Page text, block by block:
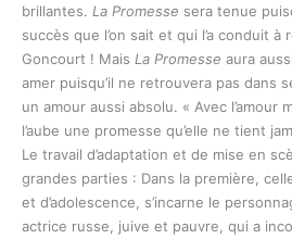
brillantes. La Promesse sera tenue
succès que l’on sait et qui l’a conduit
Goncourt ! Mais La Promesse aura
amer puisqu’il ne retrouvera pas dans
un amour aussi absolu. « Avec l’amour
l’aube une promesse qu’elle ne tient
Le travail d’adaptation et de mise en
grandes parties : Dans la première,
et d’adolescence, s’incarne le
actrice russe, juive et pauvre, qui a